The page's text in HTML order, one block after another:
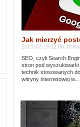
Jak mierzyć
2023-02-15 11:06:39
SEO, czyli Search
stron pod
technik stosowanych
witryny internetowej w...